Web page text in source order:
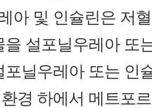
아 및 인슐린은 저
을 설포닐우레아 또
포닐우레아 또는 인
경 하에서 메트포